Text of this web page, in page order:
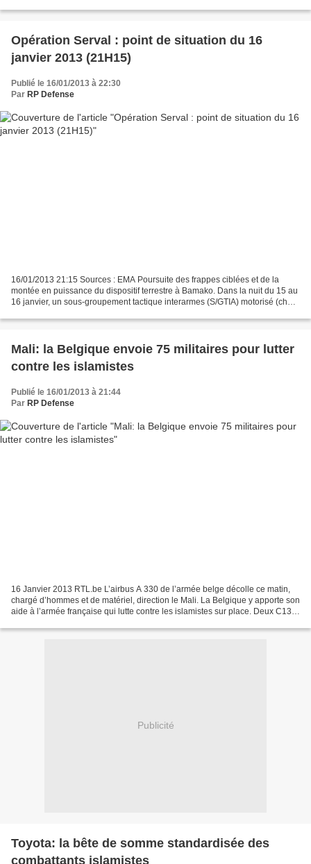
Opération Serval : point de situation du 16
janvier 2013 (21H15)
Publié le 16/01/2013 à 22:30
Par RP Defense
16/01/2013 21:15 Sources : EMA Poursuite des frappes ciblées et de la
montée en puissance du dispositif terrestre à Bamako. Dans la nuit du 15 au
16 janvier, un sous-groupement tactique interarmes (S/GTIA) motorisé (chars
Mali: la Belgique envoie 75 militaires pour lutter
contre les islamistes
Publié le 16/01/2013 à 21:44
Par RP Defense
16 Janvier 2013 RTL.be L’airbus A 330 de l’armée belge décolle ce matin,
chargé d’hommes et de matériel, direction le Mali. La Belgique y apporte son
aide à l’armée française qui lutte contre les islamistes sur place. Deux C130,
Publicité
Toyota: la bête de somme standardisée des
combattants islamistes